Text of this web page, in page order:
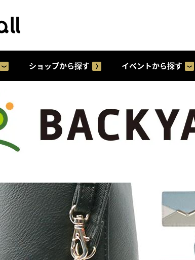
ショップから探す イベントから探す